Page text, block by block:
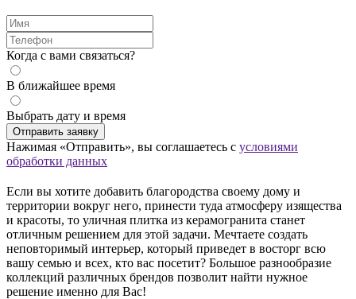
Когда с вами связаться?
В ближайшее время
Выбрать дату и время
Отправить заявку
Нажимая «Отправить», вы соглашаетесь с условиями
обработки данных
Если вы хотите добавить благородства своему дому и
территории вокруг него, принести туда атмосферу изящества
и красоты, то уличная плитка из керамогранита станет
отличным решением для этой задачи. Мечтаете создать
неповторимый интерьер, который приведет в восторг всю
вашу семью и всех, кто вас посетит? Большое разнообразие
коллекций различных брендов позволит найти нужное
решение именно для Вас!